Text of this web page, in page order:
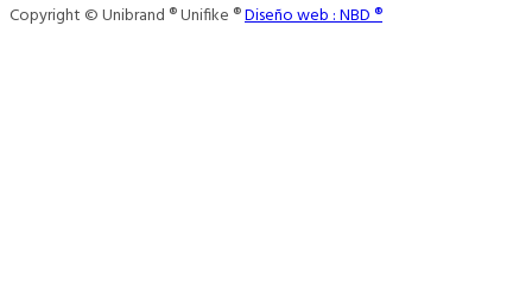
Copyright © Unibrand ® Unifike ®Diseño web : NBD ®